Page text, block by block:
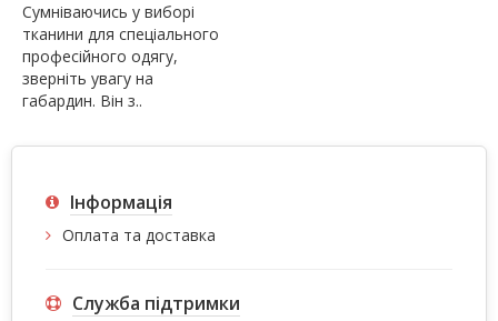
Сумніваючись у виборі
тканини для спеціального
професійного одягу,
зверніть увагу на
габардин. Він з..
Інформація
Оплата та доставка
Служба підтримки